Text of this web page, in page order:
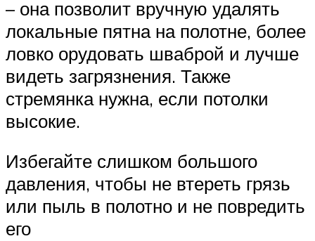
– она позволит вручную удалять
локальные пятна на полотне, более
ловко орудовать шваброй и лучше
видеть загрязнения. Также
стремянка нужна, если потолки
высокие.
Избегайте слишком большого
давления, чтобы не втереть грязь
или пыль в полотно и не повредить
его